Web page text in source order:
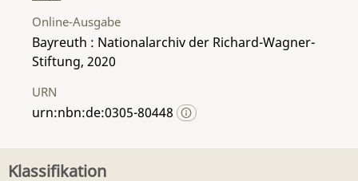
Online-Ausgabe
Bayreuth : Nationalarchiv der Richard-Wagner-
Stiftung, 2020
URN
urn:nbn:de:0305-80448
Klassifikation